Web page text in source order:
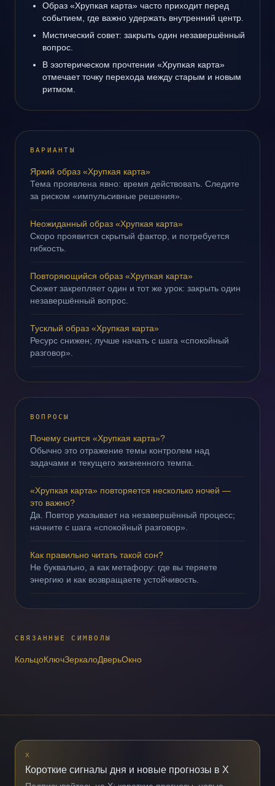
Образ «Хрупкая карта» часто приходит перед
событием, где важно удержать внутренний центр.
Мистический совет: закрыть один незавершённый
вопрос.
В эзотерическом прочтении «Хрупкая карта»
отмечает точку перехода между старым и новым
ритмом.
ВАРИАНТЫ
Яркий образ «Хрупкая карта»
Тема проявлена явно: время действовать. Следите
за риском «импульсивные решения».
Неожиданный образ «Хрупкая карта»
Скоро проявится скрытый фактор, и потребуется
гибкость.
Повторяющийся образ «Хрупкая карта»
Сюжет закрепляет один и тот же урок: закрыть один
незавершённый вопрос.
Тусклый образ «Хрупкая карта»
Ресурс снижен; лучше начать с шага «спокойный
разговор».
ВОПРОСЫ
Почему снится «Хрупкая карта»?
Обычно это отражение темы контролем над
задачами и текущего жизненного темпа.
«Хрупкая карта» повторяется несколько ночей —
это важно?
Да. Повтор указывает на незавершённый процесс;
начните с шага «спокойный разговор».
Как правильно читать такой сон?
Не буквально, а как метафору: где вы теряете
энергию и как возвращаете устойчивость.
СВЯЗАННЫЕ СИМВОЛЫ
КольцоКлючЗеркалоДверьОкно
X
Короткие сигналы дня и новые прогнозы в X